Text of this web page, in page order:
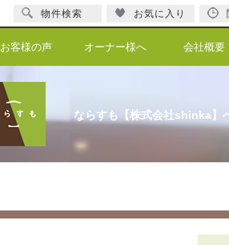
お客様の声 オーナー様へ 会社概要
ならすも【株式会社shinka】
物件検索 お気に入り